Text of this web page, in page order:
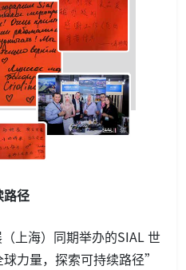
路径
上海）同期举办的SIAL 世
力量，探索可持续路径”